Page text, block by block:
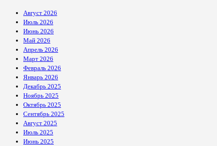
Август 2026
Июль 2026
Июнь 2026
Май 2026
Апрель 2026
Март 2026
Февраль 2026
Январь 2026
Декабрь 2025
Ноябрь 2025
Октябрь 2025
Сентябрь 2025
Август 2025
Июль 2025
Июнь 2025